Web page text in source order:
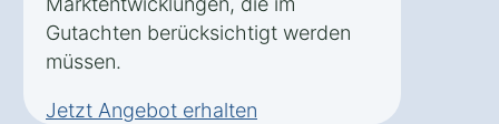
Gutachten berücksichtigt werden
müssen.
Jetzt Angebot erhalten